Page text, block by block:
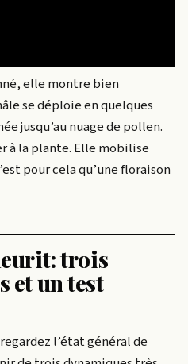
elle montre bien
se déploie en quelques
jusqu’au nuage de pollen.
à la plante. Elle mobilise
pour cela qu’une floraison
trois
et un test
l’état général de